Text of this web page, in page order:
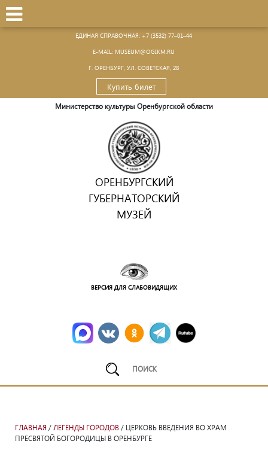
ЕДИНАЯ СПРАВОЧНАЯ: +7 (3532) 77–01–44
Е-MAIL: MUSEUM@OGIKM.RU
Г. ОРЕНБУРГ, УЛ. СОВЕТСКАЯ, 28
Купить билет
Министерство культуры Оренбургской области
ОРЕНБУРГСКИЙ
ГУБЕРНАТОРСКИЙ
МУЗЕЙ
ВЕРСИЯ ДЛЯ СЛАБОВИДЯЩИХ
ГЛАВНАЯ / ЛЕГЕНДЫ ГОРОДОВ / ЦЕРКОВЬ ВВЕДЕНИЯ ВО ХРАМ
ПРЕСВЯТОЙ БОГОРОДИЦЫ В ОРЕНБУРГЕ